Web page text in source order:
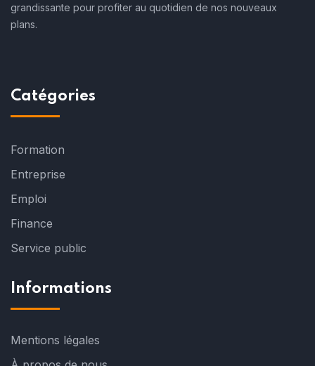
grandissante pour profiter au quotidien de nos nouveaux
plans.
Catégories
Formation
Entreprise
Emploi
Finance
Service public
Informations
Mentions légales